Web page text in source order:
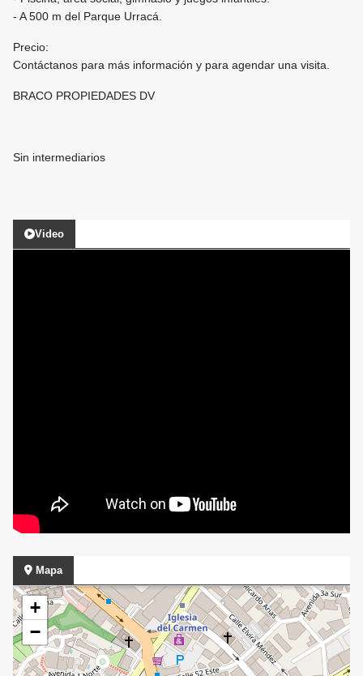
- A 500 m del Parque Urracá.
Precio:
Contáctanos para más información y para agendar una visita.
BRACO PROPIEDADES DV
Sin intermediarios
Video
Mapa
+
−